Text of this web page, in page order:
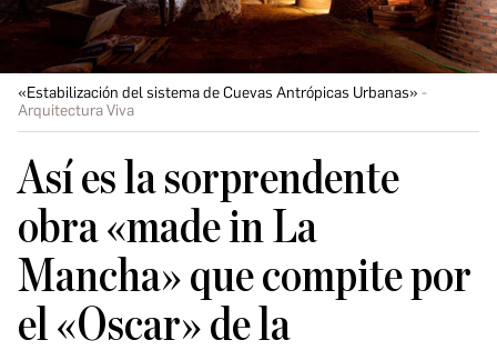
«Estabilización del sistema de Cuevas Antrópicas Urbanas»
Arquitectura Viva
Así es la sorprendente
obra «made in La
Mancha» que compite por
el «Oscar» de la